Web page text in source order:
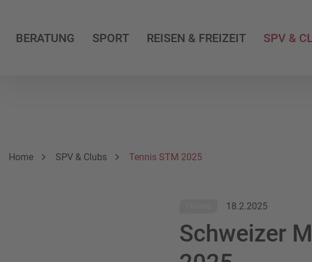
BERATUNG SPORT REISEN & FREIZEIT SPV &
Breadcrumbnavigation
Sie befinden sich hier:
Home SPV & Clubs Tennis STM 2025
18.2.2025
Schweizer